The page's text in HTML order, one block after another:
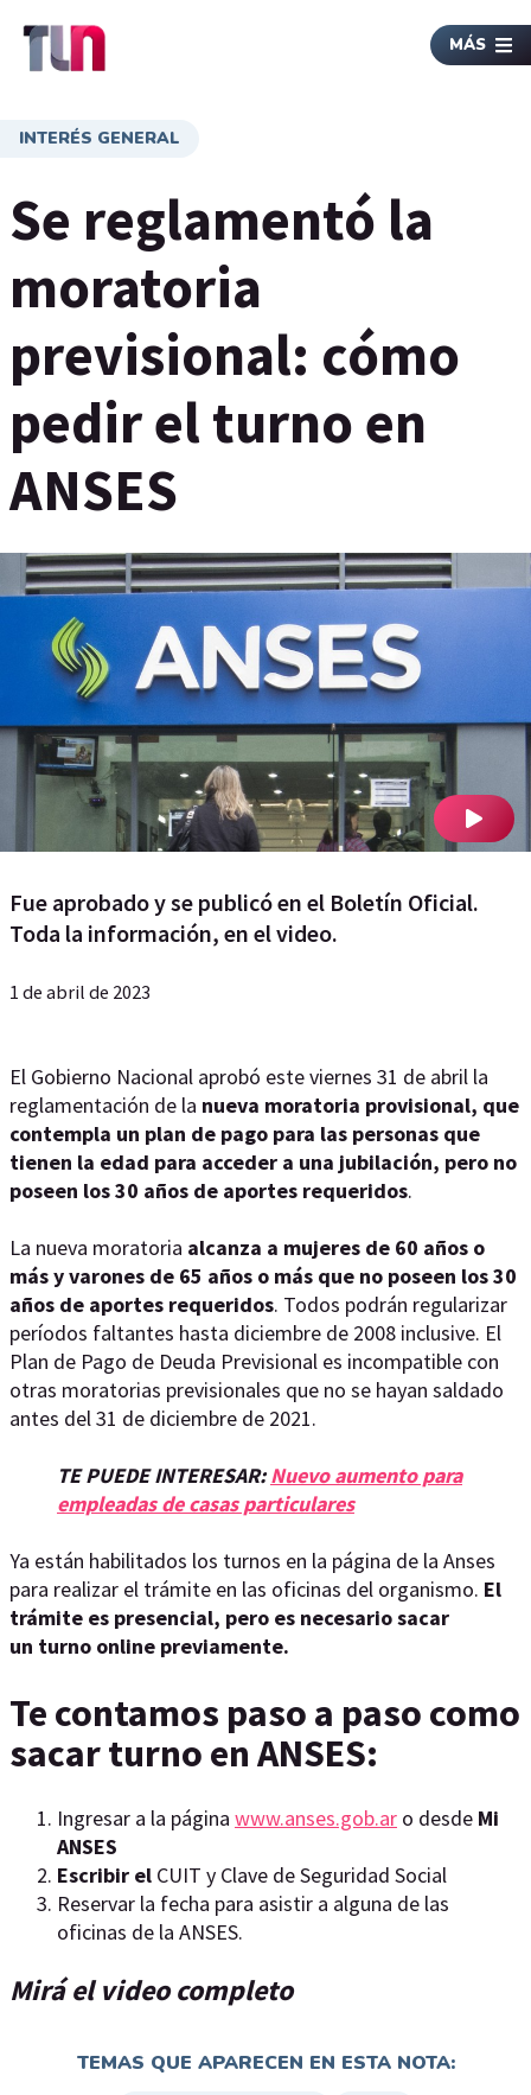
MÁS
INTERÉS GENERAL
Se reglamentó la
moratoria
previsional: cómo
pedir el turno en
ANSES
Fue aprobado y se publicó en el Boletín Oficial.
Toda la información, en el video.
1 de abril de 2023
El Gobierno Nacional aprobó este viernes 31 de abril la
reglamentación de la nueva moratoria provisional, que
contempla un plan de pago para las personas que
tienen la edad para acceder a una jubilación, pero no
poseen los 30 años de aportes requeridos.
La nueva moratoria alcanza a mujeres de 60 años o
más y varones de 65 años o más que no poseen los 30
años de aportes requeridos. Todos podrán regularizar
períodos faltantes hasta diciembre de 2008 inclusive. El
Plan de Pago de Deuda Previsional es incompatible con
otras moratorias previsionales que no se hayan saldado
antes del 31 de diciembre de 2021.
TE PUEDE INTERESAR:Nuevo aumento para
empleadas de casas particulares
Ya están habilitados los turnos en la página de la Anses
para realizar el trámite en las oficinas del organismo. El
trámite es presencial, pero es necesario sacar
un turno online previamente.
Te contamos paso a paso como
sacar turno en ANSES:
Ingresar a la página www.anses.gob.ar o desde Mi
ANSES
Escribir el CUIT y Clave de Seguridad Social
Reservar la fecha para asistir a alguna de las
oficinas de la ANSES.
Mirá el video completo
TEMAS QUE APARECEN EN ESTA NOTA: